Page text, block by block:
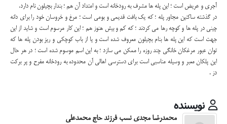
آجری و عریض است ؛ این پله ها مشرف به رودخانه است و امتداد آن هم ؛ بندار بچیلون نام دارد.
در گذشته ساکنین مجاور پله ؛ که یک بافت قدیمی و بومی است ؛ مرغ و خروسان خود را برای دانه
چینی در پله ها و کوچه رها می کردند ؛ که کم و بیش هنوز هم ؛ این کار مرسوم است و شاید از این
جهت است که این پله ها بنام بچیلون معروف شده است و یا از باب کوچکی و ریز بودن پله ها که
توان عبور مرغکان خانگی چند روزه را ممکن می سازد ؛ به این اسم موسوم شده است ؛ در هر حال
این پلکان معبر و وسیله مناسبی است برای دسترسی اهالی آن محدوده به رودخانه مفرح و پر برکت
دز .
نویسنده
محمدرضا مجدی نسب فرزند حاج محمدعلی